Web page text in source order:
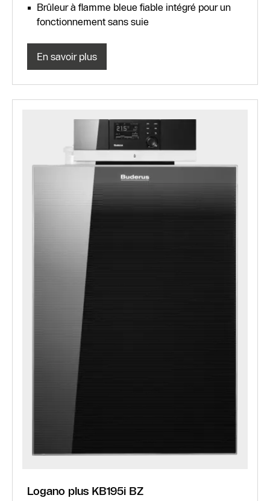
Brûleur à flamme bleue fiable intégré pour un
fonctionnement sans suie
En savoir plus
Logano plus KB195i BZ